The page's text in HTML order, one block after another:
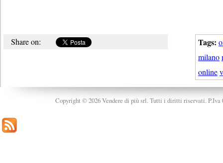
Tags:
milano
online
Share on:
Copyright © 2026 Vendere di più srl. Tutti i diritti riservati. P.Iva